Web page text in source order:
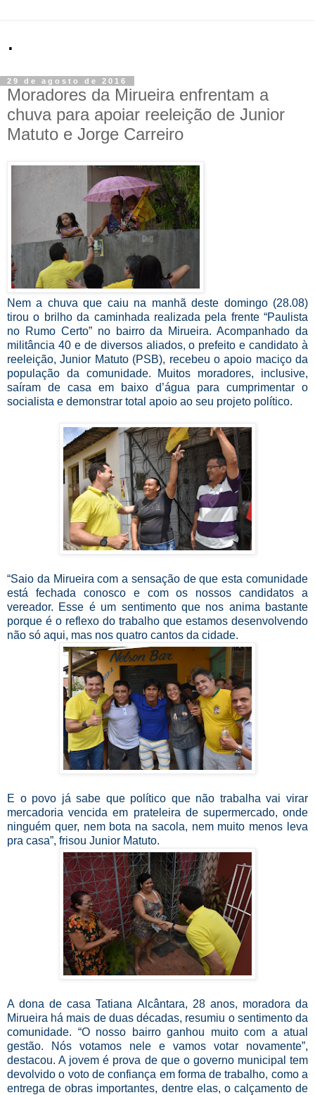
.
29 de agosto de 2016
Moradores da Mirueira enfrentam a
chuva para apoiar reeleição de Junior
Matuto e Jorge Carreiro
Nem a chuva que caiu na manhã deste domingo (28.08)
tirou o brilho da caminhada realizada pela frente “Paulista
no Rumo Certo” no bairro da Mirueira. Acompanhado da
militância 40 e de diversos aliados, o prefeito e candidato à
reeleição, Junior Matuto (PSB), recebeu o apoio maciço da
população da comunidade. Muitos moradores, inclusive,
saíram de casa em baixo d’água para cumprimentar o
socialista e demonstrar total apoio ao seu projeto político.
“Saio da Mirueira com a sensação de que esta comunidade
está fechada conosco e com os nossos candidatos a
vereador. Esse é um sentimento que nos anima bastante
porque é o reflexo do trabalho que estamos desenvolvendo
não só aqui, mas nos quatro cantos da cidade.
E o povo já sabe que político que não trabalha vai virar
mercadoria vencida em prateleira de supermercado, onde
ninguém quer, nem bota na sacola, nem muito menos leva
pra casa”, frisou Junior Matuto.
A dona de casa Tatiana Alcântara, 28 anos, moradora da
Mirueira há mais de duas décadas, resumiu o sentimento da
comunidade. “O nosso bairro ganhou muito com a atual
gestão. Nós votamos nele e vamos votar novamente”,
destacou. A jovem é prova de que o governo municipal tem
devolvido o voto de confiança em forma de trabalho, como a
entrega de obras importantes, dentre elas, o calçamento de